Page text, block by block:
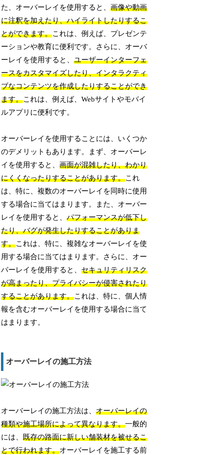
た、オーバーレイを使用すると、画像や動画
に注釈を加えたり、ハイライトしたりするこ
とができます。これは、例えば、プレゼンテ
ーションや教育に便利です。さらに、オーバ
ーレイを使用すると、ユーザーインターフェ
ースをカスタマイズしたり、インタラクティ
ブなコンテンツを作成したりすることができ
ます。これは、例えば、Webサイトやモバイ
ルアプリに便利です。
オーバーレイを使用することには、いくつか
のデメリットもあります。まず、オーバーレ
イを使用すると、画面が混雑したり、わかり
にくくなったりすることがあります。これ
は、特に、複数のオーバーレイを同時に使用
する場合に当てはまります。また、オーバー
レイを使用すると、パフォーマンスが低下し
たり、バグが発生したりすることがありま
す。これは、特に、複雑なオーバーレイを使
用する場合に当てはまります。さらに、オー
バーレイを使用すると、セキュリティリスク
が高まったり、プライバシーが侵害されたり
することがあります。これは、特に、個人情
報を含むオーバーレイを使用する場合に当て
はまります。
オーバーレイの施工方法
オーバーレイの施工方法は、オーバーレイの
種類や施工場所によって異なります。一般的
には、既存の路面に新しい舗装材を被せるこ
とで行われます。オーバーレイを施工する前